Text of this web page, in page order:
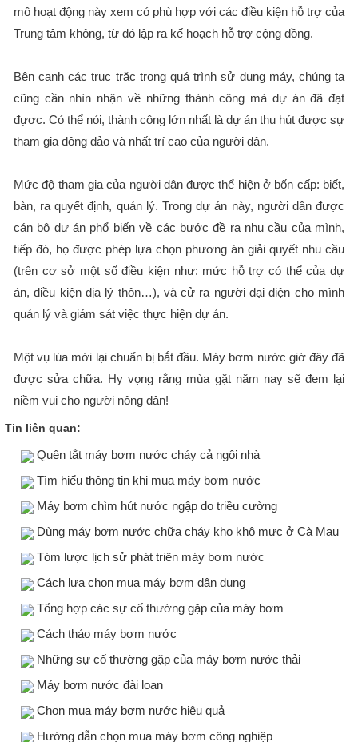
mô hoạt động này xem có phù hợp với các điều kiện hỗ trợ của
Trung tâm không, từ đó lập ra kế hoạch hỗ trợ cộng đồng.
Bên cạnh các trục trặc trong quá trình sử dụng máy, chúng ta
cũng cần nhìn nhận về những thành công mà dự án đã đạt
đựơc. Có thể nói, thành công lớn nhất là dự án thu hút được sự
tham gia đông đảo và nhất trí cao của người dân.
Mức độ tham gia của người dân được thể hiện ở bốn cấp: biết,
bàn, ra quyết định, quản lý. Trong dự án này, người dân được
cán bộ dự án phổ biến về các bước đề ra nhu cầu của mình,
tiếp đó, họ được phép lựa chọn phương án giải quyết nhu cầu
(trên cơ sở một số điều kiện như: mức hỗ trợ có thể của dự
án, điều kiện địa lý thôn…), và cử ra người đại diện cho mình
quản lý và giám sát việc thực hiện dự án.
Một vụ lúa mới lại chuẩn bị bắt đầu. Máy bơm nước giờ đây đã
được sửa chữa. Hy vọng rằng mùa gặt năm nay sẽ đem lại
niềm vui cho người nông dân!
Tin liên quan:
Quên tắt máy bơm nước cháy cả ngôi nhà
Tìm hiểu thông tin khi mua máy bơm nước
Máy bơm chìm hút nước ngập do triều cường
Dùng máy bơm nước chữa cháy kho khô mực ở Cà Mau
Tóm lược lịch sử phát triên máy bơm nước
Cách lựa chọn mua máy bơm dân dụng
Tổng hợp các sự cố thường gặp của máy bơm
Cách tháo máy bơm nước
Những sự cố thường gặp của máy bơm nước thải
Máy bơm nước đài loan
Chọn mua máy bơm nước hiệu quả
Hướng dẫn chọn mua máy bơm công nghiệp